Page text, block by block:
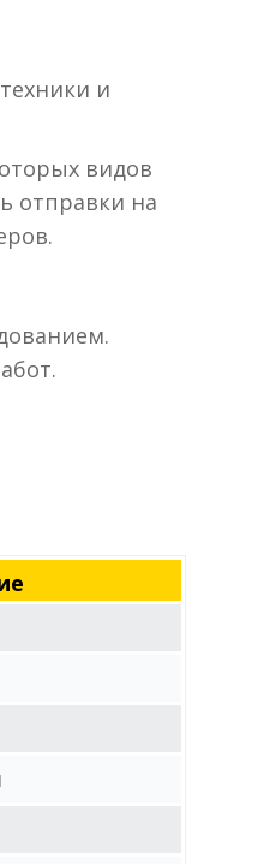
и
видов
отправки на